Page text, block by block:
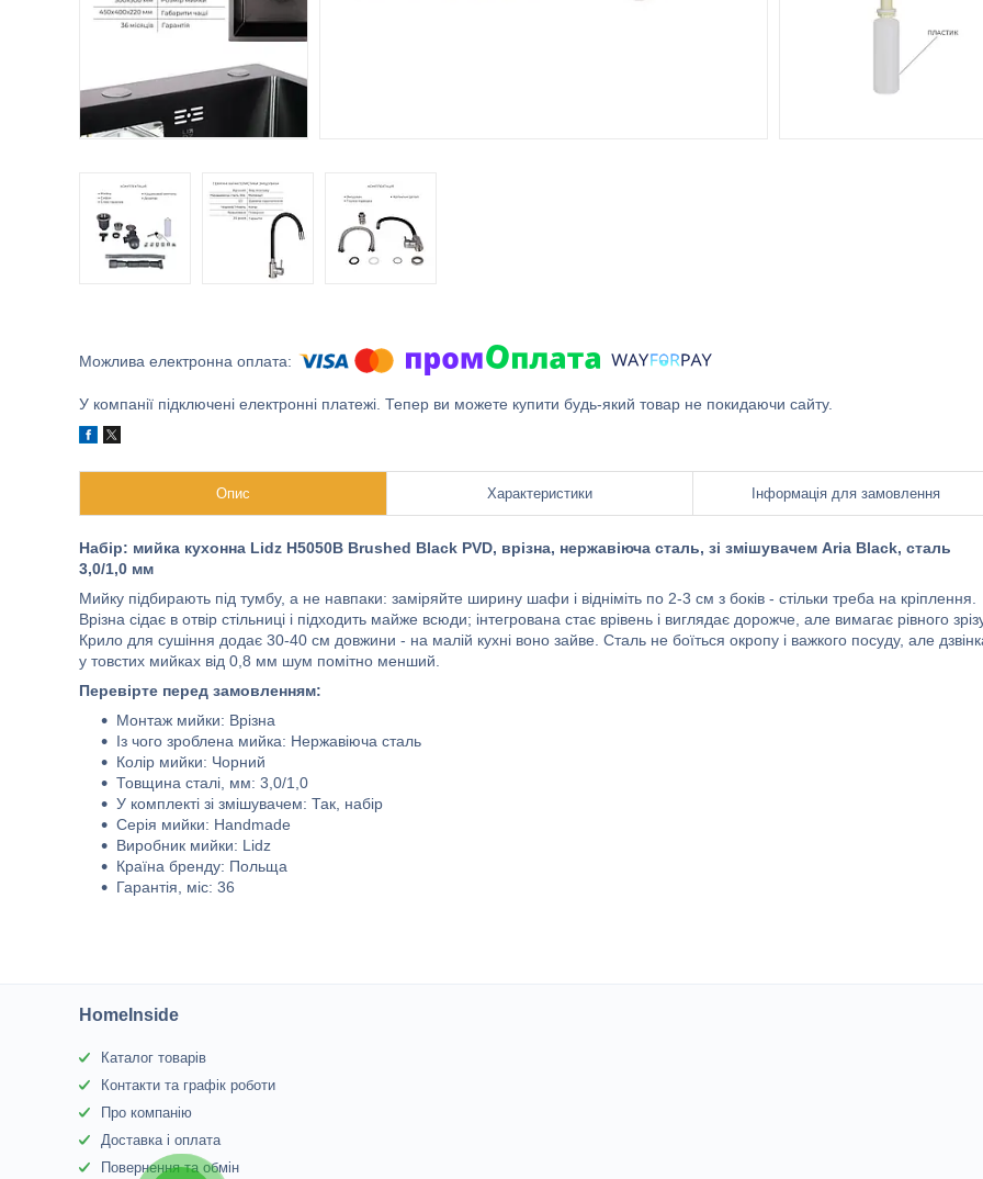
У компанії підключені електронні платежі. Тепер ви можете купити будь-який товар не покидаючи сайту.
Опис Характеристики Інформація для замовлення
Набір: мийка кухонна Lidz H5050B Brushed Black PVD, врізна, нержавіюча сталь, зі змішувачем Aria Black, сталь
3,0/1,0 мм
Мийку підбирають під тумбу, а не навпаки: заміряйте ширину шафи і відніміть по 2-3 см з боків - стільки треба на кріплення.
Врізна сідає в отвір стільниці і підходить майже всюди; інтегрована стає врівень і виглядає дорожче, але вимагає рівного
Крило для сушіння додає 30-40 см довжини - на малій кухні воно зайве. Сталь не боїться окропу і важкого посуду, але
у товстих мийках від 0,8 мм шум помітно менший.
Перевірте перед замовленням:
Монтаж мийки: Врізна
Із чого зроблена мийка: Нержавіюча сталь
Колір мийки: Чорний
Товщина сталі, мм: 3,0/1,0
У комплекті зі змішувачем: Так, набір
Серія мийки: Handmade
Виробник мийки: Lidz
Країна бренду: Польща
Гарантія, міс: 36
HomeInside
Каталог товарів
Контакти та графік роботи
Про компанію
Доставка і оплата
Повернення та обмін